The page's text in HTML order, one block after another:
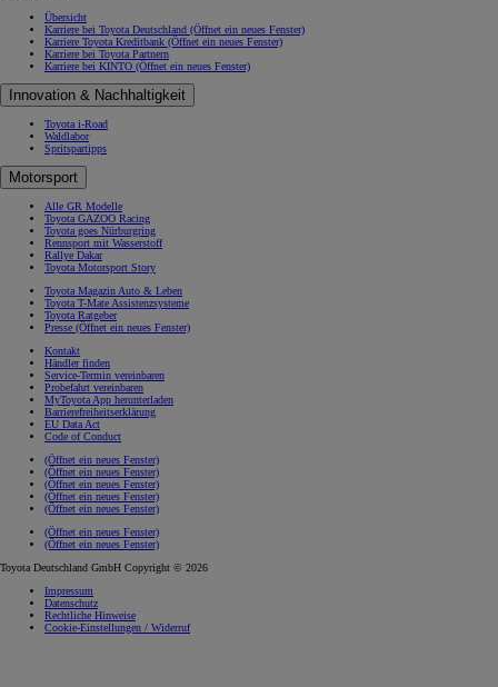
Übersicht
Karriere bei Toyota Deutschland (Öffnet ein neues Fenster)
Karriere Toyota Kreditbank (Öffnet ein neues Fenster)
Karriere bei Toyota Partnern
Karriere bei KINTO (Öffnet ein neues Fenster)
Innovation & Nachhaltigkeit
Toyota i-Road
Waldlabor
Spritspartipps
Motorsport
Alle GR Modelle
Toyota GAZOO Racing
Toyota goes Nürburgring
Rennsport mit Wasserstoff
Rallye Dakar
Toyota Motorsport Story
Toyota Magazin Auto & Leben
Toyota T-Mate Assistenzsysteme
Toyota Ratgeber
Presse (Öffnet ein neues Fenster)
Kontakt
Händler finden
Service-Termin vereinbaren
Probefahrt vereinbaren
MyToyota App herunterladen
Barrierefreiheitserklärung
EU Data Act
Code of Conduct
(Öffnet ein neues Fenster)
(Öffnet ein neues Fenster)
(Öffnet ein neues Fenster)
(Öffnet ein neues Fenster)
(Öffnet ein neues Fenster)
(Öffnet ein neues Fenster)
(Öffnet ein neues Fenster)
Toyota Deutschland GmbH Copyright © 2026
Impressum
Datenschutz
Rechtliche Hinweise
Cookie-Einstellungen / Widerruf